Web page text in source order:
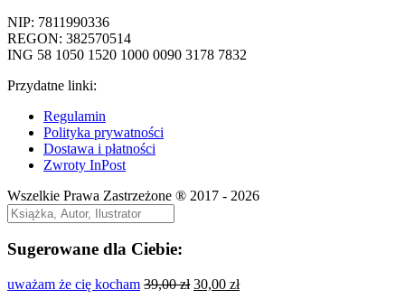
NIP: 7811990336
REGON: 382570514
ING 58 1050 1520 1000 0090 3178 7832
Przydatne linki:
Regulamin
Polityka prywatności
Dostawa i płatności
Zwroty InPost
Wszelkie Prawa Zastrzeżone ® 2017 - 2026
Sugerowane dla Ciebie:
uważam że cię kocham 39,00zł Pierwotna
30,00 złAktualna